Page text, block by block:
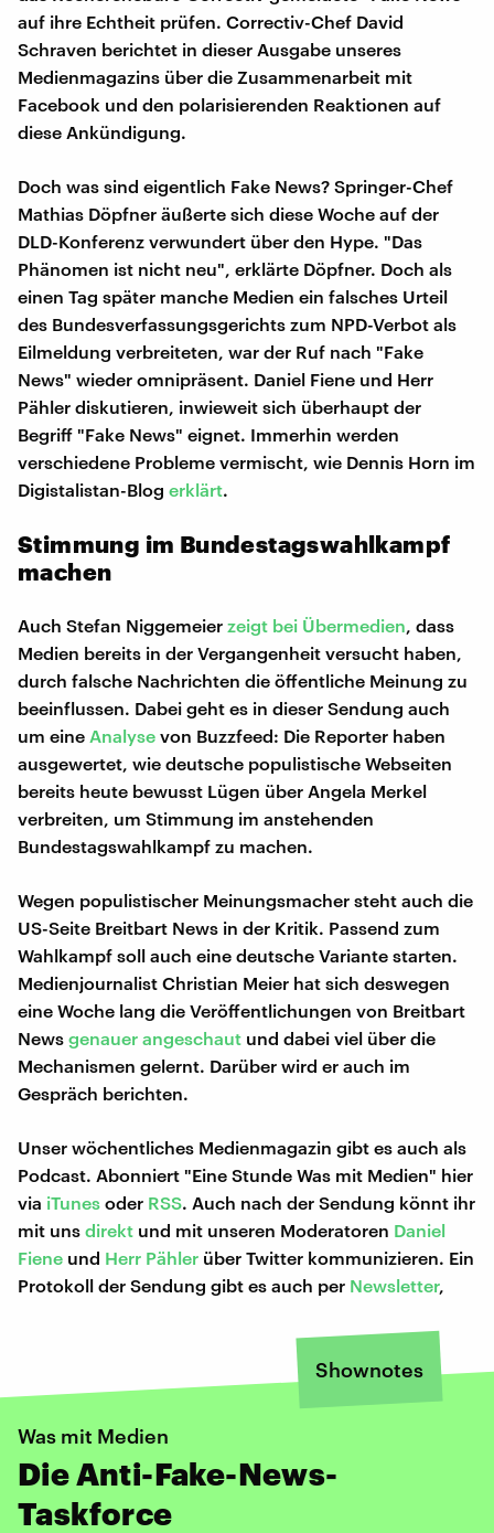
auf ihre Echtheit prüfen. Correctiv-Chef David
Schraven berichtet in dieser Ausgabe unseres
Medienmagazins über die Zusammenarbeit mit
Facebook und den polarisierenden Reaktionen auf
diese Ankündigung.
Doch was sind eigentlich Fake News? Springer-Chef
Mathias Döpfner äußerte sich diese Woche auf der
DLD-Konferenz verwundert über den Hype. "Das
Phänomen ist nicht neu", erklärte Döpfner. Doch als
einen Tag später manche Medien ein falsches Urteil
des Bundesverfassungsgerichts zum NPD-Verbot als
Eilmeldung verbreiteten, war der Ruf nach "Fake
News" wieder omnipräsent. Daniel Fiene und Herr
Pähler diskutieren, inwieweit sich überhaupt der
Begriff "Fake News" eignet. Immerhin werden
verschiedene Probleme vermischt, wie Dennis Horn im
Digistalistan-Blog erklärt.
Stimmung im Bundestagswahlkampf
machen
Auch Stefan Niggemeier zeigt bei Übermedien , dass
Medien bereits in der Vergangenheit versucht haben,
durch falsche Nachrichten die öffentliche Meinung zu
beeinflussen. Dabei geht es in dieser Sendung auch
um eine Analyse von Buzzfeed: Die Reporter haben
ausgewertet, wie deutsche populistische Webseiten
bereits heute bewusst Lügen über Angela Merkel
verbreiten, um Stimmung im anstehenden
Bundestagswahlkampf zu machen.
Wegen populistischer Meinungsmacher steht auch die
US-Seite Breitbart News in der Kritik. Passend zum
Wahlkampf soll auch eine deutsche Variante starten.
Medienjournalist Christian Meier hat sich deswegen
eine Woche lang die Veröffentlichungen von Breitbart
News genauer angeschaut und dabei viel über die
Mechanismen gelernt. Darüber wird er auch im
Gespräch berichten.
Unser wöchentliches Medienmagazin gibt es auch als
Podcast. Abonniert "Eine Stunde Was mit Medien" hier
via iTunes oder RSS. Auch nach der Sendung könnt ihr
mit uns direkt und mit unseren Moderatoren Daniel
Fiene und Herr Pähler über Twitter kommunizieren. Ein
Protokoll der Sendung gibt es auch per Newsletter,
Shownotes
Was mit Medien
Die Anti-Fake-News-
Taskforce